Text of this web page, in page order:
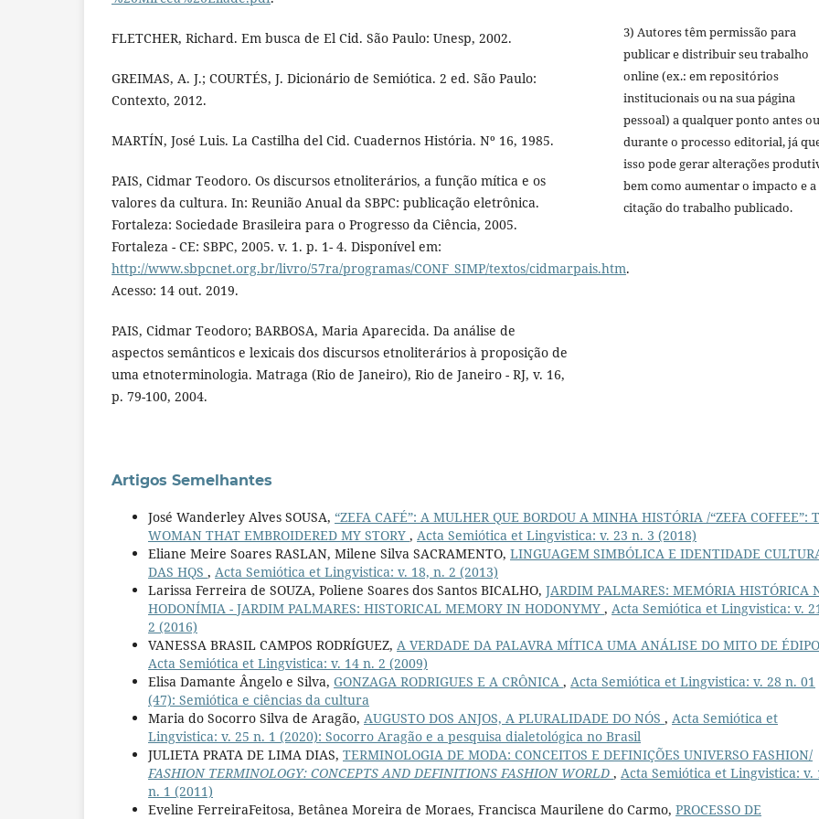
FLETCHER, Richard. Em busca de El Cid. São Paulo: Unesp, 2002.
GREIMAS, A. J.; COURTÉS, J. Dicionário de Semiótica. 2 ed. São Paulo:
Contexto, 2012.
MARTÍN, José Luis. La Castilha del Cid. Cuadernos História. Nº 16, 1985.
PAIS, Cidmar Teodoro. Os discursos etnoliterários, a função mítica e os
valores da cultura. In: Reunião Anual da SBPC: publicação eletrônica.
Fortaleza: Sociedade Brasileira para o Progresso da Ciência, 2005.
Fortaleza - CE: SBPC, 2005. v. 1. p. 1- 4. Disponível em:
http://www.sbpcnet.org.br/livro/57ra/programas/CONF_SIMP/textos/cidmarpais.htm.
Acesso: 14 out. 2019.
PAIS, Cidmar Teodoro; BARBOSA, Maria Aparecida. Da análise de
aspectos semânticos e lexicais dos discursos etnoliterários à proposição de
uma etnoterminologia. Matraga (Rio de Janeiro), Rio de Janeiro - RJ, v. 16,
p. 79-100, 2004.
3) Autores têm permissão para
publicar e distribuir seu trabalho
online (ex.: em repositórios
institucionais ou na sua página
pessoal) a qualquer ponto antes ou
durante o processo editorial, já
isso pode gerar alterações
bem como aumentar o impacto e a
citação do trabalho publicado.
Artigos Semelhantes
José Wanderley Alves SOUSA, “ZEFA CAFÉ”: A MULHER QUE BORDOU A MINHA HISTÓRIA /“ZEFA COFFEE”:
WOMAN THAT EMBROIDERED MY STORY , Acta Semiótica et Lingvistica: v. 23 n. 3 (2018)
Eliane Meire Soares RASLAN, Milene Silva SACRAMENTO, LINGUAGEM SIMBÓLICA E IDENTIDADE
DAS HQS , Acta Semiótica et Lingvistica: v. 18, n. 2 (2013)
Larissa Ferreira de SOUZA, Poliene Soares dos Santos BICALHO, JARDIM PALMARES: MEMÓRIA HISTÓRICA
HODONÍMIA - JARDIM PALMARES: HISTORICAL MEMORY IN HODONYMY , Acta Semiótica et Lingvistica: v.
2 (2016)
VANESSA BRASIL CAMPOS RODRÍGUEZ, A VERDADE DA PALAVRA MÍTICA UMA ANÁLISE DO MITO DE ÉDIPO
Acta Semiótica et Lingvistica: v. 14 n. 2 (2009)
Elisa Damante Ângelo e Silva, GONZAGA RODRIGUES E A CRÔNICA , Acta Semiótica et Lingvistica: v. 28 n. 01
(47): Semiótica e ciências da cultura
Maria do Socorro Silva de Aragão, AUGUSTO DOS ANJOS, A PLURALIDADE DO NÓS , Acta Semiótica et
Lingvistica: v. 25 n. 1 (2020): Socorro Aragão e a pesquisa dialetológica no Brasil
JULIETA PRATA DE LIMA DIAS, TERMINOLOGIA DE MODA: CONCEITOS E DEFINIÇÕES UNIVERSO FASHION/
FASHION TERMINOLOGY: CONCEPTS AND DEFINITIONS FASHION WORLD , Acta Semiótica et Lingvistica: v.
n. 1 (2011)
Eveline FerreiraFeitosa, Betânea Moreira de Moraes, Francisca Maurilene do Carmo, PROCESSO DE